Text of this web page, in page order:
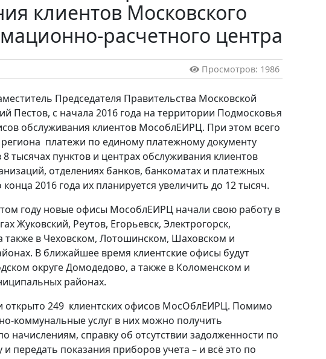
клиентов Московского
расчетного центра
Просмотров: 1986
Председателя Правительства Московской
Пестов, с начала 2016 года на территории Подмосковья
обслуживания клиентов МособлЕИРЦ. При этом всего
платежи по единому платежному документу
тысячах пунктов и центрах обслуживания клиентов
отделениях банков, банкоматах и платежных
2016 года их планируется увеличить до 12 тысяч.
году новые офисы МособлЕИРЦ начали свою работу в
Жуковский, Реутов, Егорьевск, Электрогорск,
также в Чеховском, Лотошинском, Шаховском и
В ближайшее время клиентские офисы будут
округе Домодедово, а также в Коломенском и
районах.
открыто 249 клиентских офисов МосОблЕИРЦ. Помимо
коммунальные услуг в них можно получить
начислениям, справку об отсутствии задолженности по
и передать показания приборов учета – и всё это по